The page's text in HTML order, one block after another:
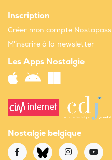
Inscription
Créer mon compte Nostapass
M'inscrire à la newsletter
Les Apps Nostalgie
Nostalgie belgique